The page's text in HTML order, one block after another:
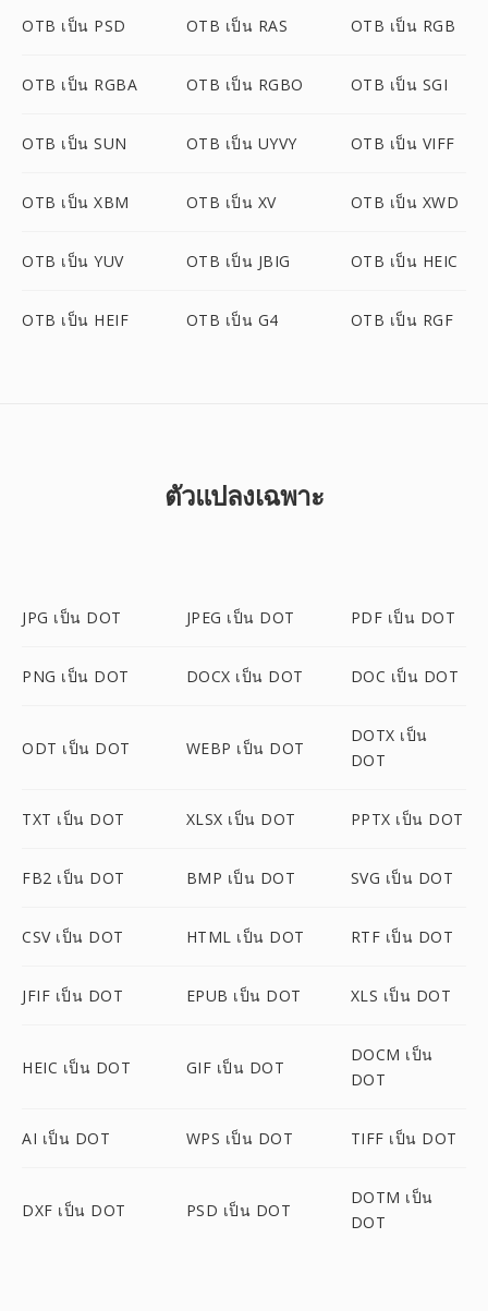
OTB เป็น PSD OTB เป็น RAS OTB เป็น RGB
OTB เป็น RGBA OTB เป็น RGBO OTB เป็น SGI
OTB เป็น SUN OTB เป็น UYVY OTB เป็น VIFF
OTB เป็น XBM OTB เป็น XV OTB เป็น XWD
OTB เป็น YUV OTB เป็น JBIG OTB เป็น HEIC
OTB เป็น HEIF OTB เป็น G4 OTB เป็น RGF
ตัวแปลงเฉพาะ
JPG เป็น DOT JPEG เป็น DOT PDF เป็น DOT
PNG เป็น DOT DOCX เป็น DOT DOC เป็น DOT
ODT เป็น DOT WEBP เป็น DOT
DOTX เป็น
DOT
TXT เป็น DOT XLSX เป็น DOT PPTX เป็น DOT
FB2 เป็น DOT BMP เป็น DOT SVG เป็น DOT
CSV เป็น DOT HTML เป็น DOT RTF เป็น DOT
JFIF เป็น DOT EPUB เป็น DOT XLS เป็น DOT
HEIC เป็น DOT GIF เป็น DOT
DOCM เป็น
DOT
AI เป็น DOT WPS เป็น DOT TIFF เป็น DOT
DXF เป็น DOT PSD เป็น DOT
DOTM เป็น
DOT